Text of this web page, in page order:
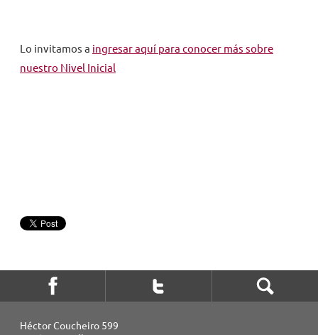
Lo invitamos a ingresar aquí para conocer más sobre
nuestro Nivel Inicial
Héctor Coucheiro 599